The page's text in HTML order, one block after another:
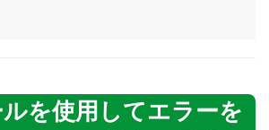
を使用してエラーを